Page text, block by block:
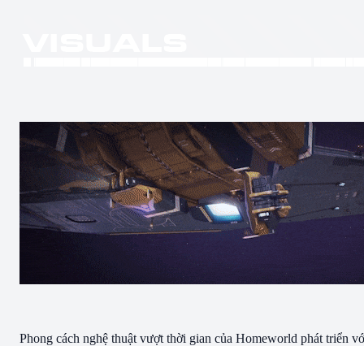
Phong cách nghệ thuật vượt thời gian của Homeworld phát triển